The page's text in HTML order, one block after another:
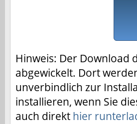
Hinweis: Der Download
abgewickelt. Dort
unverbindlich zur
installieren, wenn Sie
auch direkt hier